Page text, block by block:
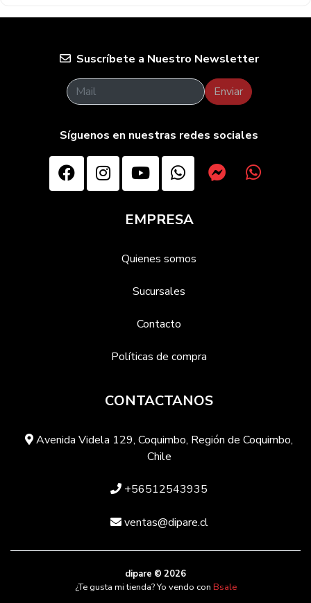
Suscríbete a Nuestro Newsletter
Enviar
Síguenos en nuestras redes sociales
EMPRESA
Quienes somos
Sucursales
Contacto
Políticas de compra
CONTACTANOS
Avenida Videla 129, Coquimbo, Región de Coquimbo,
Chile
+56512543935
ventas@dipare.cl
dipare © 2026
¿Te gusta mi tienda? Yo vendo con Bsale